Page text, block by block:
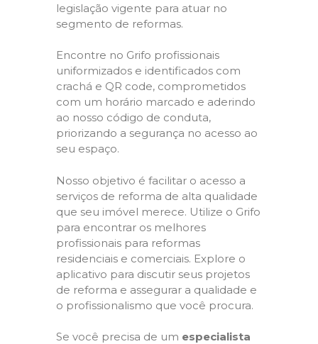
legislação vigente para atuar no
segmento de reformas.
Encontre no Grifo profissionais
uniformizados e identificados com
crachá e QR code, comprometidos
com um horário marcado e aderindo
ao nosso código de conduta,
priorizando a segurança no acesso ao
seu espaço.
Nosso objetivo é facilitar o acesso a
serviços de reforma de alta qualidade
que seu imóvel merece. Utilize o Grifo
para encontrar os melhores
profissionais para reformas
residenciais e comerciais. Explore o
aplicativo para discutir seus projetos
de reforma e assegurar a qualidade e
o profissionalismo que você procura.
Se você precisa de um especialista